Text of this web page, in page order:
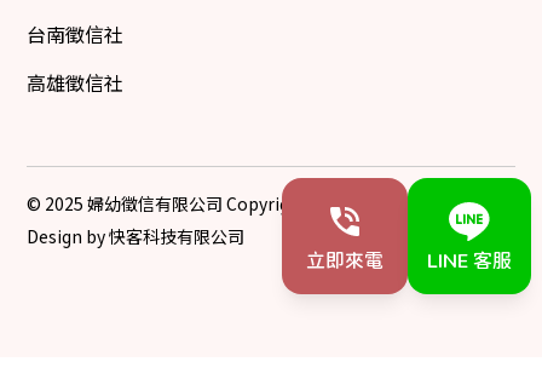
立即來電 LINE 客服
台南徵信社
高雄徵信社
© 2025 婦幼徵信有限公司 Copyright All Rights Reserved
Design by 快客科技有限公司